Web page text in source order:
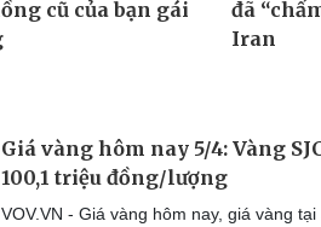
Giá vàng hôm nay 5/4: Vàng
100,1 triệu đồng/lượng
VOV.VN - Giá vàng hôm nay, giá vàng